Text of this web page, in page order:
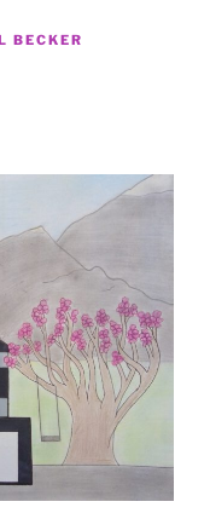
BECKER